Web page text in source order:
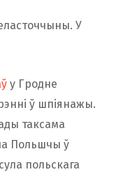
У
у Гродне
ў шпіянажы.
таксама
Польшчы ў
польскага